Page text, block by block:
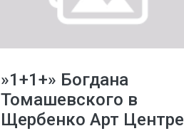
»1+1+» Богдана
Томашевского в
Щербенко Арт Центре